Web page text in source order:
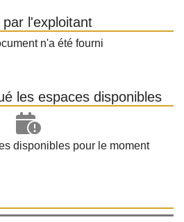
l'exploitant
n'a été fourni
les espaces disponibles
disponibles pour le moment